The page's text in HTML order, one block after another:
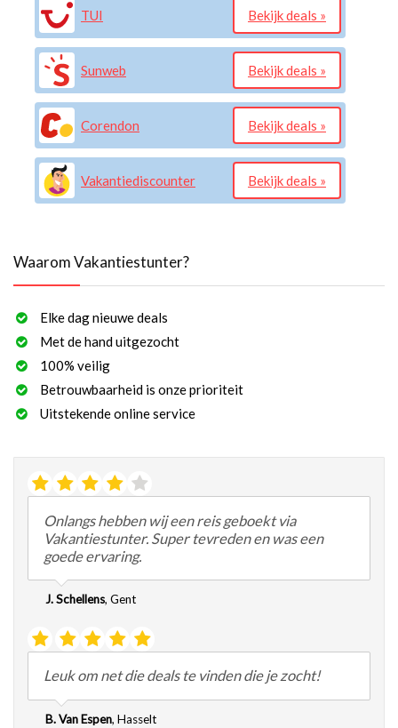
TUI Bekijk deals »
Sunweb Bekijk deals »
Corendon Bekijk deals »
Vakantiediscounter Bekijk deals »
Waarom Vakantiestunter?
Elke dag nieuwe deals
Met de hand uitgezocht
100% veilig
Betrouwbaarheid is onze prioriteit
Uitstekende online service
Onlangs hebben wij een reis geboekt via
Vakantiestunter. Super tevreden en was een
goede ervaring.
J. Schellens, Gent
Leuk om net die deals te vinden die je zocht!
B. Van Espen, Hasselt